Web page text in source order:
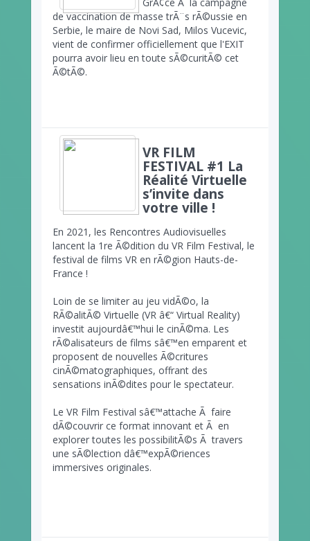
de vaccination de masse trÃ¨s rÃ©ussie en
Serbie, le maire de Novi Sad, Milos Vucevic,
vient de confirmer officiellement que l'EXIT
pourra avoir lieu en toute sÃ©curitÃ© cet
Ã©tÃ©.
VR FILM
FESTIVAL #1 La
Réalité Virtuelle
s’invite dans
votre ville !
En 2021, les Rencontres Audiovisuelles
lancent la 1re Ã©dition du VR Film Festival, le
festival de films VR en rÃ©gion Hauts-de-
France !
Loin de se limiter au jeu vidÃ©o, la
RÃ©alitÃ© Virtuelle (VR â€“ Virtual Reality)
investit aujourdâ€™hui le cinÃ©ma. Les
rÃ©alisateurs de films sâ€™en emparent et
proposent de nouvelles Ã©critures
cinÃ©matographiques, offrant des
sensations inÃ©dites pour le spectateur.
Le VR Film Festival sâ€™attache Ã faire
dÃ©couvrir ce format innovant et Ã en
explorer toutes les possibilitÃ©s Ã travers
une sÃ©lection dâ€™expÃ©riences
immersives originales.